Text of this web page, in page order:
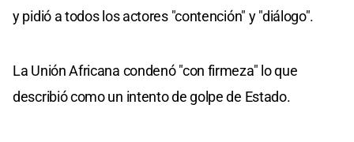
y pidió a todos los actores "contención" y "diálogo".
La Unión Africana condenó "con firmeza" lo que
describió como un intento de golpe de Estado.